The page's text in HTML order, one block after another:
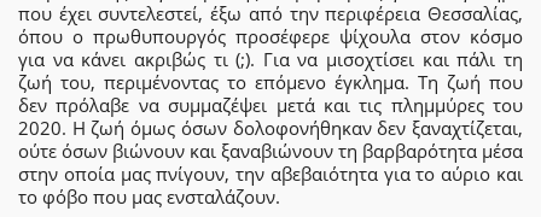
που έχει συντελεστεί, έξω από την περιφέρεια Θεσσαλίας,
όπου ο πρωθυπουργός προσέφερε ψίχουλα στον κόσμο
για να κάνει ακριβώς τι (;). Για να μισοχτίσει και πάλι τη
ζωή του, περιμένοντας το επόμενο έγκλημα. Τη ζωή που
δεν πρόλαβε να συμμαζέψει μετά και τις πλημμύρες του
2020. Η ζωή όμως όσων δολοφονήθηκαν δεν ξαναχτίζεται,
ούτε όσων βιώνουν και ξαναβιώνουν τη βαρβαρότητα μέσα
στην οποία μας πνίγουν, την αβεβαιότητα για το αύριο και
το φόβο που μας ενσταλάζουν.